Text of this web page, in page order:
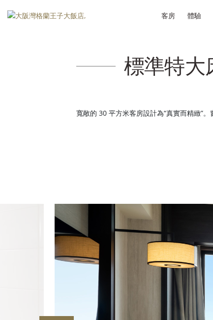
客房 體驗
標準特大
寬敞的 30 平方米客房設計為“真實而精緻”